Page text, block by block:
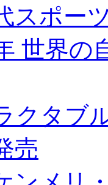
スポー
世界の
クタブ
売